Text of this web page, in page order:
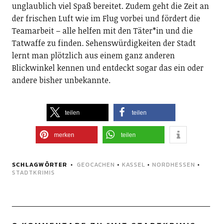
unglaublich viel Spaß bereitet. Zudem geht die Zeit an
der frischen Luft wie im Flug vorbei und fördert die
Teamarbeit – alle helfen mit den Täter*in und die
Tatwaffe zu finden. Sehenswürdigkeiten der Stadt
lernt man plötzlich aus einem ganz anderen
Blickwinkel kennen und entdeckt sogar das ein oder
andere bisher unbekannte.
teilen teilen
merken teilen
SCHLAGWÖRTER GEOCACHEN • KASSEL • NORDHESSEN •
STADTKRIMIS